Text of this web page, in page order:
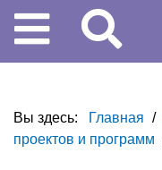
Вы здесь: Главная /
проектов и программ